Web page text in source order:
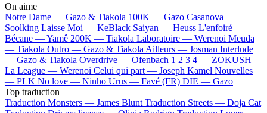
On aime
Notre Dame — Gazo & Tiakola 100K — Gazo Casanova —
Soolking Laisse Moi — KeBlack Saiyan — Heuss L'enfoiré
Bécane —Yamê 200K — Tiakola Laboratoire — Werenoi Meuda
— Tiakola Outro — Gazo & Tiakola Ailleurs — Josman Interlude
— Gazo & Tiakola Overdrive — Ofenbach 1 2 3 4 — ZOKUSH
La League — Werenoi Celui qui part — Joseph Kamel Nouvelles
— PLK No love — Ninho Urus — Favé (FR) DIE — Gazo
Top traduction
Traduction Monsters — James Blunt Traduction Streets — Doja Cat